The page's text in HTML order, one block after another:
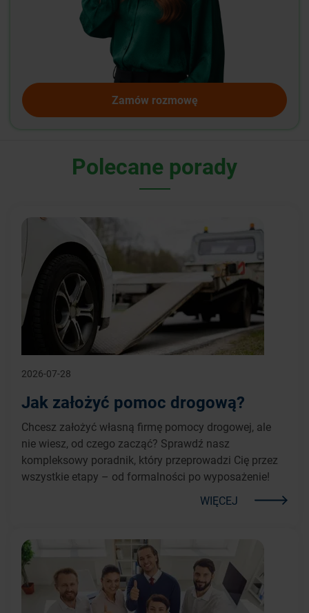
Zamów rozmowę
Polecane porady
2026-07-28
Jak założyć pomoc drogową?
Chcesz założyć własną firmę pomocy drogowej, ale
nie wiesz, od czego zacząć? Sprawdź nasz
kompleksowy poradnik, który przeprowadzi Cię przez
wszystkie etapy – od formalności po wyposażenie!
WIĘCEJ